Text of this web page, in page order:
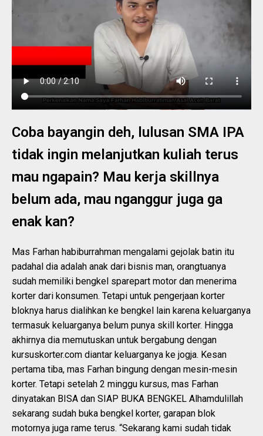
Coba bayangin deh, lulusan SMA IPA
tidak ingin melanjutkan kuliah terus
mau ngapain? Mau kerja skillnya
belum ada, mau nganggur juga ga
enak kan?
Mas Farhan habiburrahman mengalami gejolak batin itu
padahal dia adalah anak dari bisnis man, orangtuanya
sudah memiliki bengkel sparepart motor dan menerima
korter dari konsumen. Tetapi untuk pengerjaan korter
bloknya harus dialihkan ke bengkel lain karena keluarganya
termasuk keluarganya belum punya skill korter. Hingga
akhirnya dia memutuskan untuk bergabung dengan
kursuskorter.com diantar keluarganya ke jogja. Kesan
pertama tiba, mas Farhan bingung dengan mesin-mesin
korter. Tetapi setelah 2 minggu kursus, mas Farhan
dinyatakan BISA dan SIAP BUKA BENGKEL Alhamdulillah
sekarang sudah buka bengkel korter, garapan blok
motornya juga rame terus. “Sekarang kami sudah tidak